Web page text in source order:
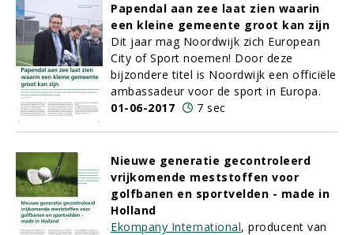
Papendal aan zee laat zien waarin
een kleine gemeente groot kan zijn
Dit jaar mag Noordwijk zich European
City of Sport noemen! Door deze
bijzondere titel is Noordwijk een officiële
ambassadeur voor de sport in Europa.
01-06-2017
7 sec
Nieuwe generatie gecontroleerd
vrijkomende meststoffen voor
golfbanen en sportvelden - made in
Holland
Ekompany International, producent van